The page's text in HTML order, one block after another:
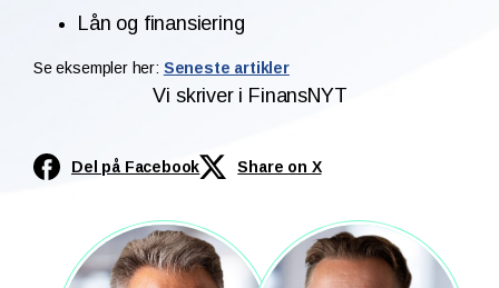
Lån og finansiering
Se eksempler her: Seneste artikler
Vi skriver i FinansNYT
Del på Facebook Share on X